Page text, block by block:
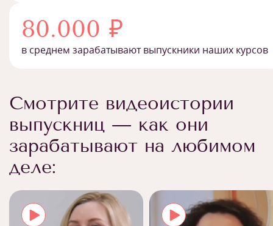
80.000 ₽
в среднем зарабатывают выпускники наших курсов
Смотрите видеоистории
выпускниц — как они
зарабатывают на любимом
деле: